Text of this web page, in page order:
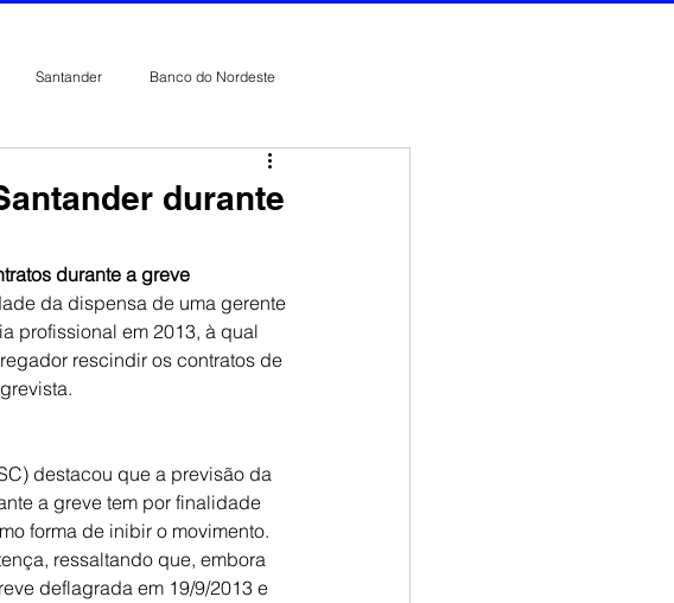
Santander Banco do Nordeste
durante
durante a greve
da dispensa de uma gerente
profissional em 2013, à qual
rescindir os contratos de
destacou que a previsão da
a greve tem por finalidade
forma de inibir o movimento.
ressaltando que, embora
deflagrada em 19/9/2013 e